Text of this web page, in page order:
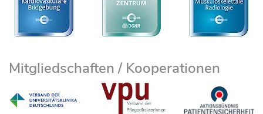
Mitgliedschaften / Kooperationen